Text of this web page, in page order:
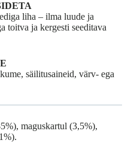
liha – ilma luude ja
toitva ja kergesti seeditava
säilitusaineid, värv- ega
maguskartul (3,5%),